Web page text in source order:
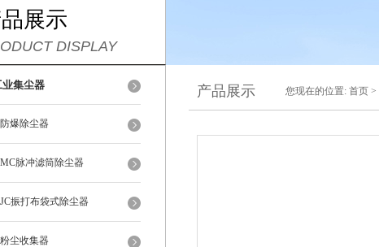
展示
DISPLAY
业集尘器
防爆除尘器
MC脉冲滤筒除尘器
JC振打布袋式除尘器
粉尘收集器
产品展示 您现在的位置: 首页 >